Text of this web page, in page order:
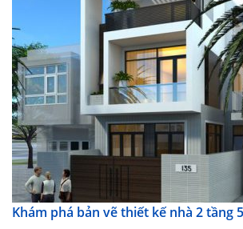
Khám phá bản vẽ thiết kế nhà 2 tầng